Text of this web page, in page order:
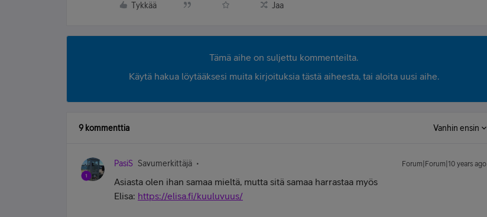
Tykkää Jaa
Tämä aihe on suljettu kommenteilta.
Käytä hakua löytääksesi muita kirjoituksia tästä aiheesta, tai aloita uusi aihe.
9 kommenttia Vanhin ensin
PasiS Savumerkittäjä Forum|Forum|10 years ago
Asiasta olen ihan samaa mieltä, mutta sitä samaa harrastaa myös
Elisa: https://elisa.fi/kuuluvuus/